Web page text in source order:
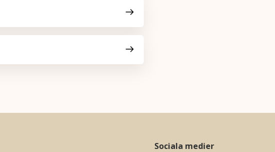
Sociala medier